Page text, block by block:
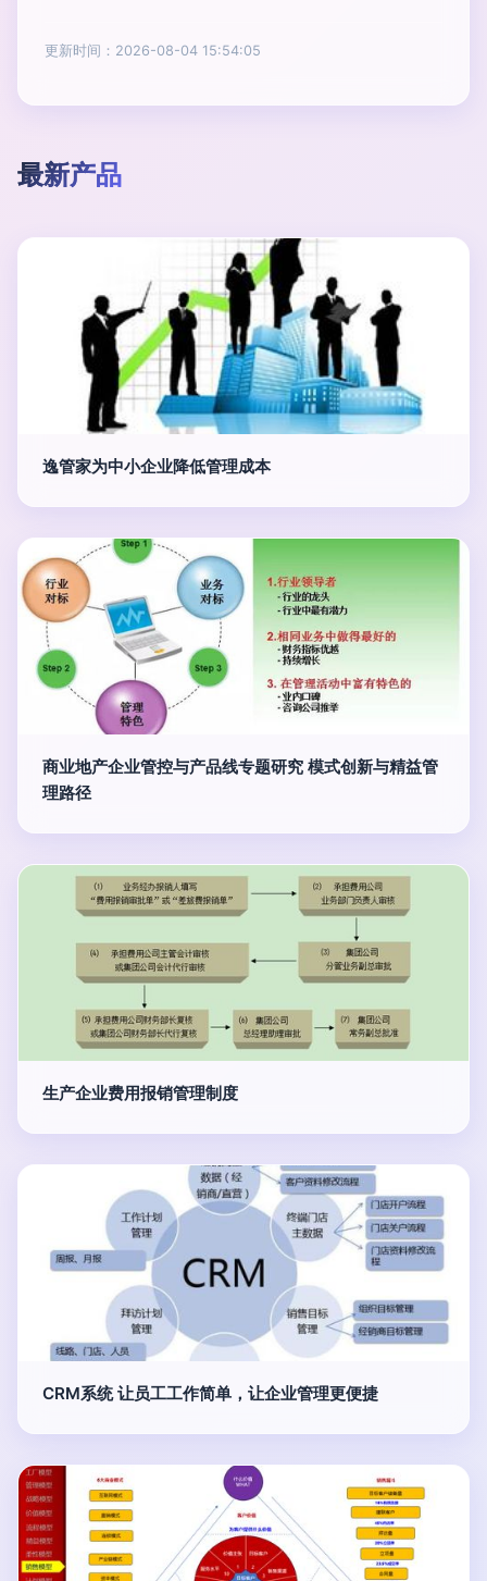
更新时间：2026-08-04 15:54:05
最新产品
逸管家为中小企业降低管理成本
商业地产企业管控与产品线专题研究 模式创新与精益管
理路径
生产企业费用报销管理制度
CRM系统 让员工工作简单，让企业管理更便捷